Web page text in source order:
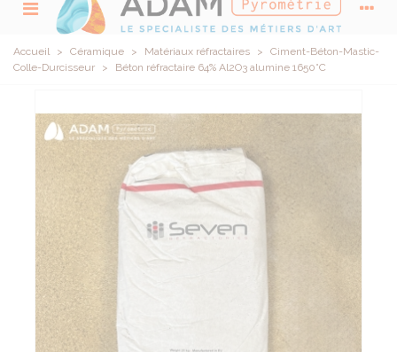
Accueil > Céramique > Matériaux réfractaires >
Ciment-Béton-Mastic-
Colle-Durcisseur
> Béton réfractaire 64% Al2O3 alumine 1650°C